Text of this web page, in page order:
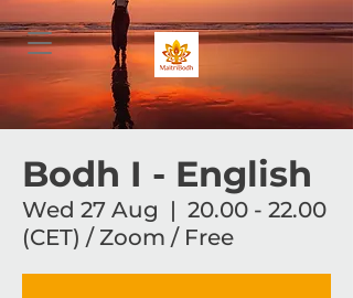
Bodh I - English
Wed 27 Aug
  |
20.00 - 22.00
(CET) / Zoom / Free